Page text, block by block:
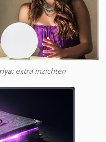
: extra inzichten